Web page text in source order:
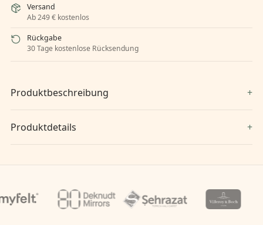
Versand
Ab 249 € kostenlos
Rückgabe
30 Tage kostenlose Rücksendung
Produktbeschreibung
Produktdetails